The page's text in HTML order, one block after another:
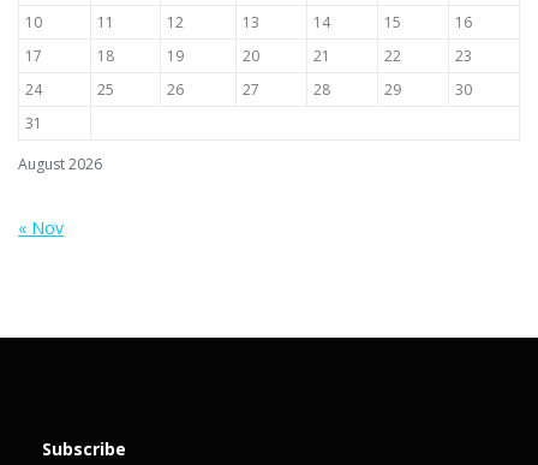
August 2026
10
11 12 13 14 15
16
17
18 19 20 21 22
23
24
25 26 27 28 29
30
31
« Nov
Subscribe